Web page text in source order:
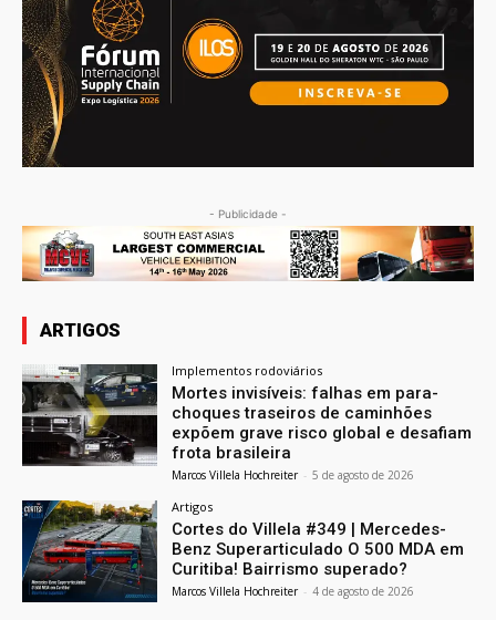
- Publicidade -
ARTIGOS
Implementos rodoviários
Mortes invisíveis: falhas em para-
choques traseiros de caminhões
expõem grave risco global e desafiam
frota brasileira
Marcos Villela Hochreiter - 5 de agosto de 2026
Artigos
Cortes do Villela #349 | Mercedes-
Benz Superarticulado O 500 MDA em
Curitiba! Bairrismo superado?
Marcos Villela Hochreiter - 4 de agosto de 2026